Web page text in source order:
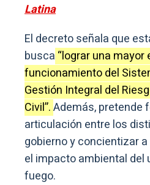
Latina
El decreto señala que
busca “lograr una
funcionamiento del
Gestión Integral del
Civil”.Además, pretende
articulación entre los
gobierno y concientizar
el impacto ambiental del
fuego.